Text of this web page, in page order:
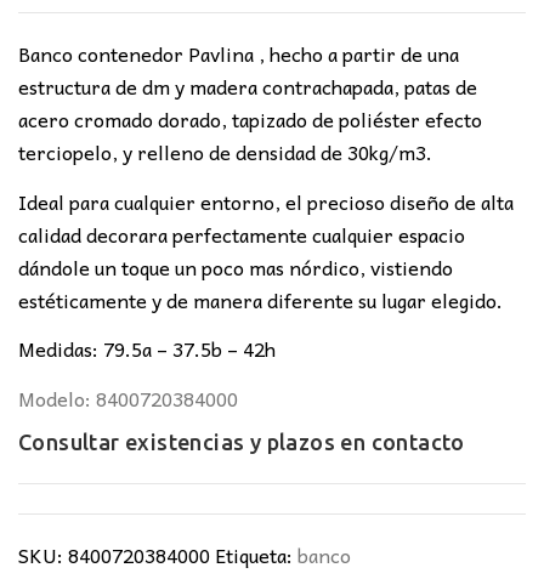
original
era:
143,00€.
actual
es:
119,00€.
Banco contenedor Pavlina , hecho a partir de una
estructura de dm y madera contrachapada, patas de
acero cromado dorado, tapizado de poliéster efecto
terciopelo, y relleno de densidad de 30kg/m3.
Ideal para cualquier entorno, el precioso diseño de alta
calidad decorara perfectamente cualquier espacio
dándole un toque un poco mas nórdico, vistiendo
estéticamente y de manera diferente su lugar elegido.
Medidas: 79.5a – 37.5b – 42h
Modelo: 8400720384000
Consultar existencias y plazos en contacto
SKU: 8400720384000Etiqueta: banco